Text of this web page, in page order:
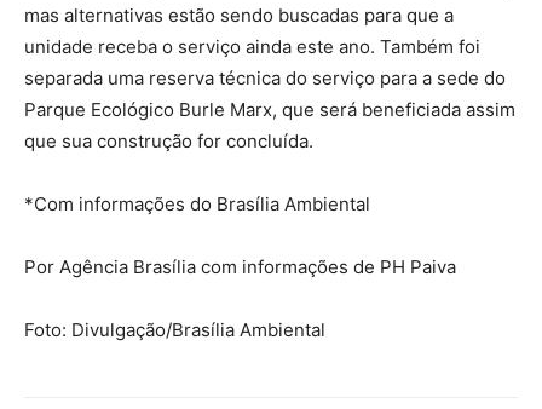
mas alternativas estão sendo buscadas para que a
unidade receba o serviço ainda este ano. Também foi
separada uma reserva técnica do serviço para a sede do
Parque Ecológico Burle Marx, que será beneficiada assim
que sua construção for concluída.
*Com informações do Brasília Ambiental
Por Agência Brasília com informações de PH Paiva
Foto: Divulgação/Brasília Ambiental